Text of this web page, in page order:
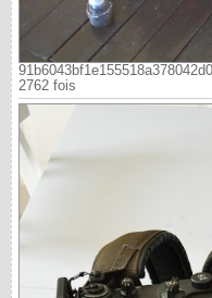
2762 fois